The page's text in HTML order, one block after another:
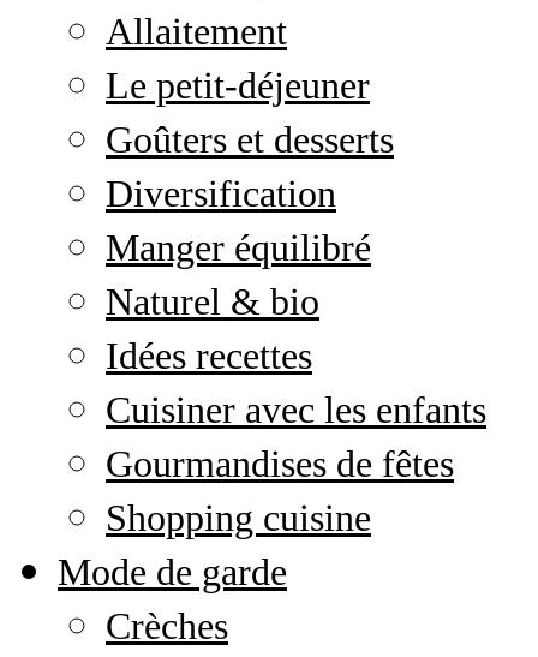
Allaitement
Le petit-déjeuner
Goûters et desserts
Diversification
Manger équilibré
Naturel & bio
Idées recettes
Cuisiner avec les enfants
Gourmandises de fêtes
Shopping cuisine
Mode de garde
Crèches